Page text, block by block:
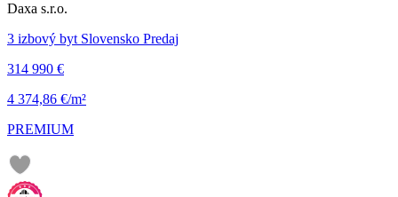
Daxa s.r.o.
3 izbový byt Slovensko Predaj
314 990 €
4 374,86 €/m²
PREMIUM